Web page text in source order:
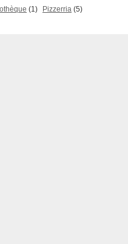
(1) Pizzerria (5)